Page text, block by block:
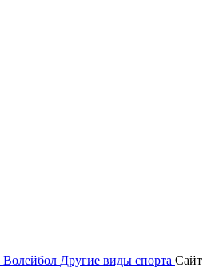
Волейбол Другие виды спорта Сайт